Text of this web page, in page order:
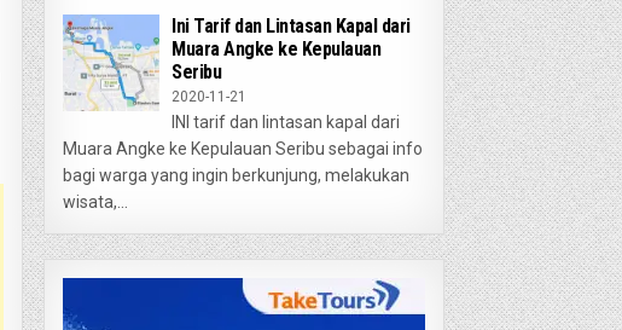
Ini Tarif dan Lintasan Kapal dari
Muara Angke ke Kepulauan
Seribu
2020-11-21
INI tarif dan lintasan kapal dari
Muara Angke ke Kepulauan Seribu sebagai info
bagi warga yang ingin berkunjung, melakukan
wisata,...